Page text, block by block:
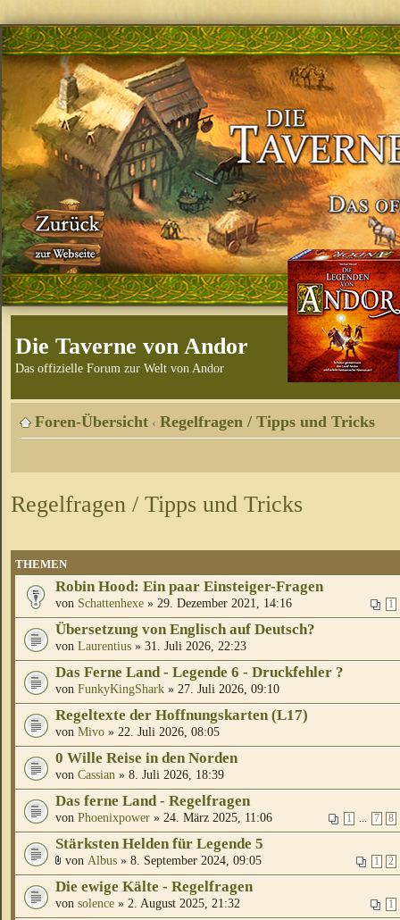
Die Taverne von Andor
Das offizielle Forum zur Welt von Andor
Foren-Übersicht ‹ Regelfragen / Tipps und Tricks
Regelfragen / Tipps und Tricks
THEMEN
Robin Hood: Ein paar Einsteiger-Fragen
1
von Schattenhexe » 29. Dezember 2021, 14:16
Übersetzung von Englisch auf Deutsch?
von Laurentius » 31. Juli 2026, 22:23
Das Ferne Land - Legende 6 - Druckfehler ?
von FunkyKingShark » 27. Juli 2026, 09:10
Regeltexte der Hoffnungskarten (L17)
von Mivo » 22. Juli 2026, 08:05
0 Wille Reise in den Norden
von Cassian » 8. Juli 2026, 18:39
Das ferne Land - Regelfragen
1 ... 7 8
von Phoenixpower » 24. März 2025, 11:06
Stärksten Helden für Legende 5
1 2
von Albus » 8. September 2024, 09:05
Die ewige Kälte - Regelfragen
1
von solence » 2. August 2025, 21:32